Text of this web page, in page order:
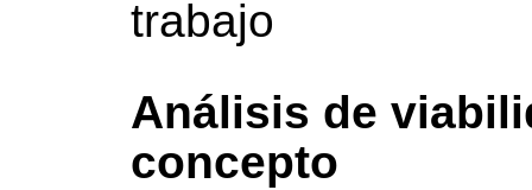
trabajo
Análisis de
concepto